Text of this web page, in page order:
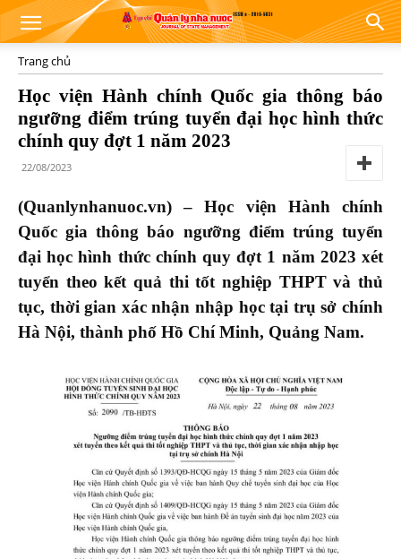
Trang chủ
Học viện Hành chính Quốc gia thông báo
ngưỡng điểm trúng tuyển đại học hình thức
chính quy đợt 1 năm 2023
22/08/2023
(Quanlynhanuoc.vn) – Học viện Hành chính
Quốc gia thông báo ngưỡng điểm trúng tuyển
đại học hình thức chính quy đợt 1 năm 2023 xét
tuyển theo kết quả thi tốt nghiệp THPT và thủ
tục, thời gian xác nhận nhập học tại trụ sở chính
Hà Nội, thành phố Hồ Chí Minh, Quảng Nam.